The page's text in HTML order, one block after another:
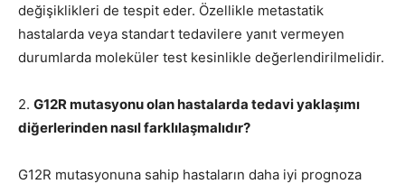
değişiklikleri de tespit eder. Özellikle metastatik
hastalarda veya standart tedavilere yanıt vermeyen
durumlarda moleküler test kesinlikle değerlendirilmelidir.
2. G12R mutasyonu olan hastalarda tedavi yaklaşımı
diğerlerinden nasıl farklılaşmalıdır?
G12R mutasyonuna sahip hastaların daha iyi prognoza